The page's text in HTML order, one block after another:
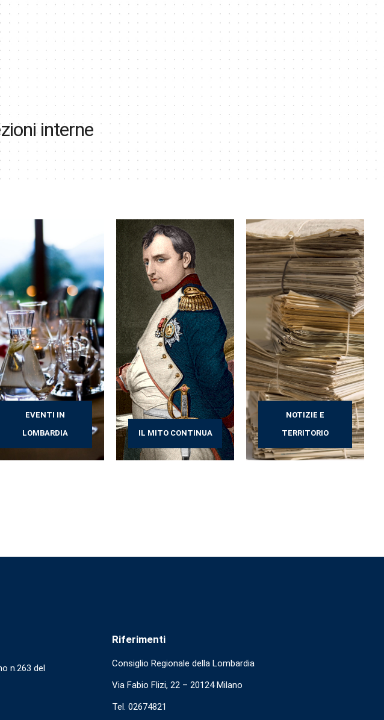
interne
EVENTI IN
LOMBARDIA
IL MITO CONTINUA
NOTIZIE E
TERRITORIO
n.263 del
Riferimenti
Consiglio Regionale della Lombardia
Via Fabio Flizi, 22 – 20124 Milano
Tel. 02674821